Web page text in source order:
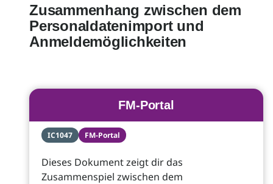
Zusammenhang zwischen dem
Personaldatenimport und
Anmeldemöglichkeiten
FM-Portal
IC1047 FM-Portal
Dieses Dokument zeigt dir das
Zusammenspiel zwischen dem